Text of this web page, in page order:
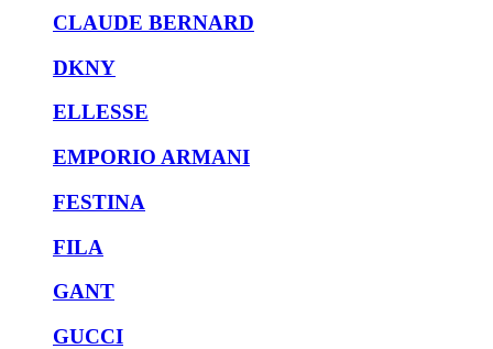
CLAUDE BERNARD
DKNY
ELLESSE
EMPORIO ARMANI
FESTINA
FILA
GANT
GUCCI